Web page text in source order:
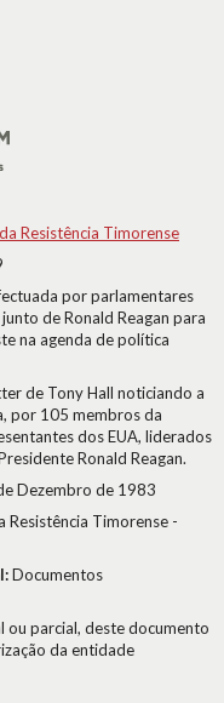
Resistência Timorense
por parlamentares
de Ronald Reagan para
na agenda de política
de Tony Hall noticiando a
por 105 membros da
dos EUA, liderados
Ronald Reagan.
Dezembro de 1983
Resistência Timorense -
Documentos
ou parcial, deste documento
da entidade